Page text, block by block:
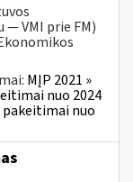
VMI prie FM)
MĮP 2021 »
nuo 2024
nuo